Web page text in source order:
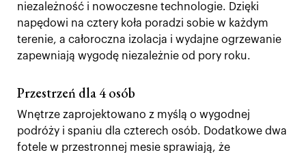
niezależność i nowoczesne technologie. Dzięki
napędowi na cztery koła poradzi sobie w każdym
terenie, a całoroczna izolacja i wydajne ogrzewanie
zapewniają wygodę niezależnie od pory roku.
Przestrzeń dla 4 osób
Wnętrze zaprojektowano z myślą o wygodnej
podróży i spaniu dla czterech osób. Dodatkowe dwa
fotele w przestronnej mesie sprawiają, że